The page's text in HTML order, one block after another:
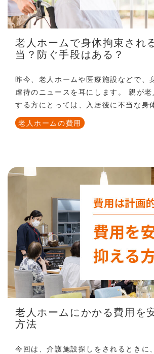
老人ホームで身体拘束され
当？防ぐ手段はある？
昨今、老人ホームや医療施設などで、
虐待のニュースを耳にします。 親が
する方にとっては、入居後に不当な身
いないか、本人の意思が尊重されてい
ところです。 現在、身体拘束は緊急で
老人ホームの費用
老人ホームにかかる費用を
方法
今回は、介護施設探しをされるときに